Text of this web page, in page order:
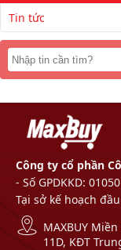
Tin tức
Công ty cổ phần
- Số GPDKKD:
Tại sở kế hoạch
MAXBUY
11D, KĐT